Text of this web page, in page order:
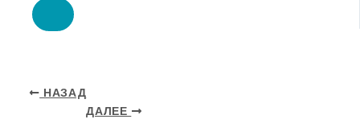
НАЗАД
ДАЛЕЕ